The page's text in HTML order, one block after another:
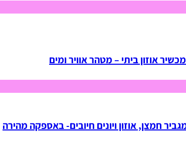
אוזון ביתי – מטהר אוויר ומים
חמצן, אוזון ויונים חיובים- באספקה מהירה